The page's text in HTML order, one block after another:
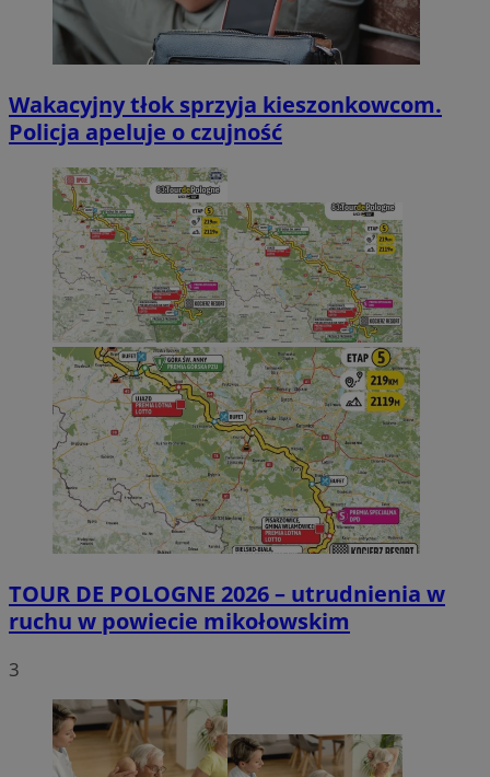
Wakacyjny tłok sprzyja kieszonkowcom.
Policja apeluje o czujność
TOUR DE POLOGNE 2026 – utrudnienia w
ruchu w powiecie mikołowskim
3